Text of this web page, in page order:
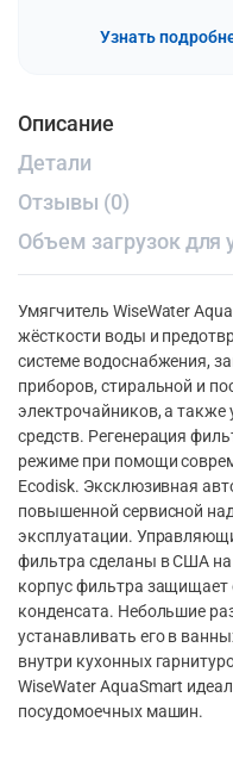
Узнать
Описание
Детали
Отзывы (0)
Объем загрузок для
Умягчитель WiseWater
жёсткости воды и
системе водоснабжения,
приборов, стиральной и
электрочайников, а
средств. Регенерация
режиме при помощи
Ecodisk. Эксклюзивная
повышенной сервисной
эксплуатации.
фильтра сделаны в США
корпус фильтра защищает
конденсата. Небольшие
устанавливать его в
внутри кухонных
WiseWater AquaSmart
посудомоечных машин.